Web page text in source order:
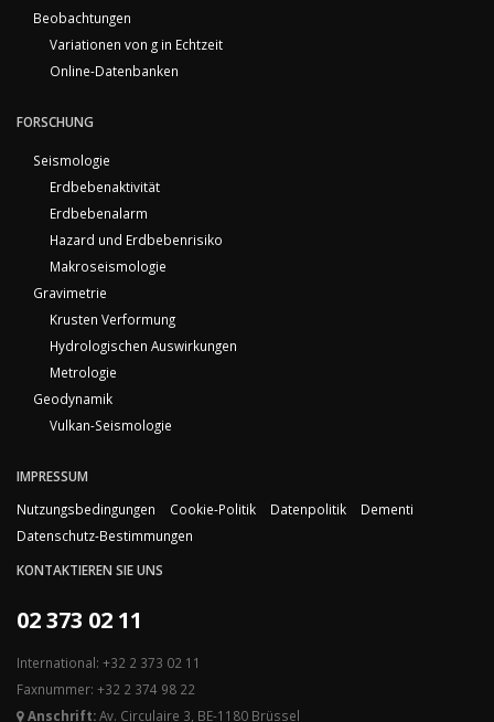
Beobachtungen
Variationen von g in Echtzeit
Online-Datenbanken
FORSCHUNG
Seismologie
Erdbebenaktivität
Erdbebenalarm
Hazard und Erdbebenrisiko
Makroseismologie
Gravimetrie
Krusten Verformung
Hydrologischen Auswirkungen
Metrologie
Geodynamik
Vulkan-Seismologie
IMPRESSUM
Nutzungsbedingungen
Cookie-Politik Datenpolitik
Dementi
Datenschutz-Bestimmungen
KONTAKTIEREN SIE UNS
02 373 02 11
International: +32 2 373 02 11
Faxnummer: +32 2 374 98 22
Anschrift:Av. Circulaire 3, BE-1180 Brüssel